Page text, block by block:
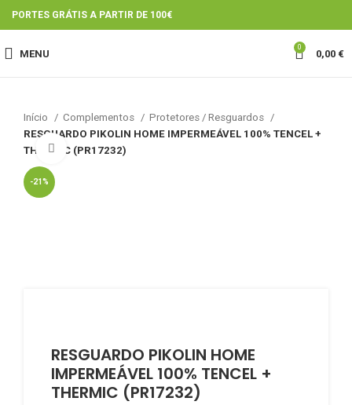
PORTES GRÁTIS A PARTIR DE 100€
MENU
0
0,00 €
Início Complementos
Protetores / Resguardos
RESGUARDO PIKOLIN HOME IMPERMEÁVEL 100% TENCEL +
THERMIC (PR17232)
-21%
Click to enlarge
RESGUARDO PIKOLIN HOME
IMPERMEÁVEL 100% TENCEL +
THERMIC (PR17232)